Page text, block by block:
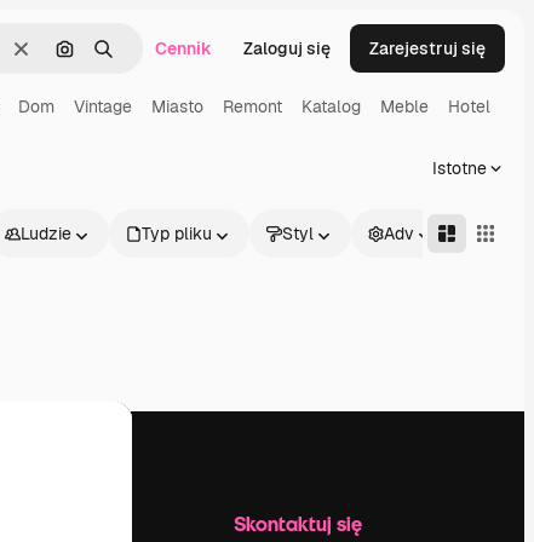
WyczyśćSzukaj według obrazu
SzukajCennik Zaloguj się Zarejestruj się
Dom Vintage Miasto Remont Katalog Meble Hotel
Istotne
Ludzie Typ pliku Styl Adv
Skontaktuj się